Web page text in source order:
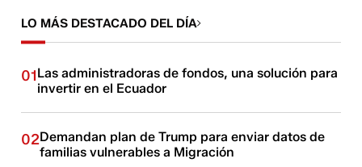
LO MÁS DESTACADO DEL DÍA
01Las administradoras de fondos, una solución para
invertir en el Ecuador
02Demandan plan de Trump para enviar datos de
familias vulnerables a Migración